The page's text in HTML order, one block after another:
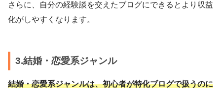
さらに、自分の経験談を交えたブログにできるとより収益
化がしやすくなります。
3.結婚・恋愛系ジャンル
結婚・恋愛系ジャンルは、初心者が特化ブログで扱うのに